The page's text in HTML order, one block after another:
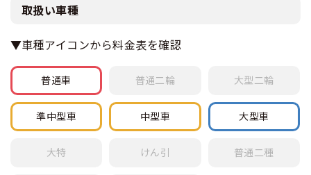
取扱い車種
▼車種アイコンから料金表を確認
普通車 普通二輪 大型二輪
準中型車 中型車 大型車
大特 けん引 普通二種